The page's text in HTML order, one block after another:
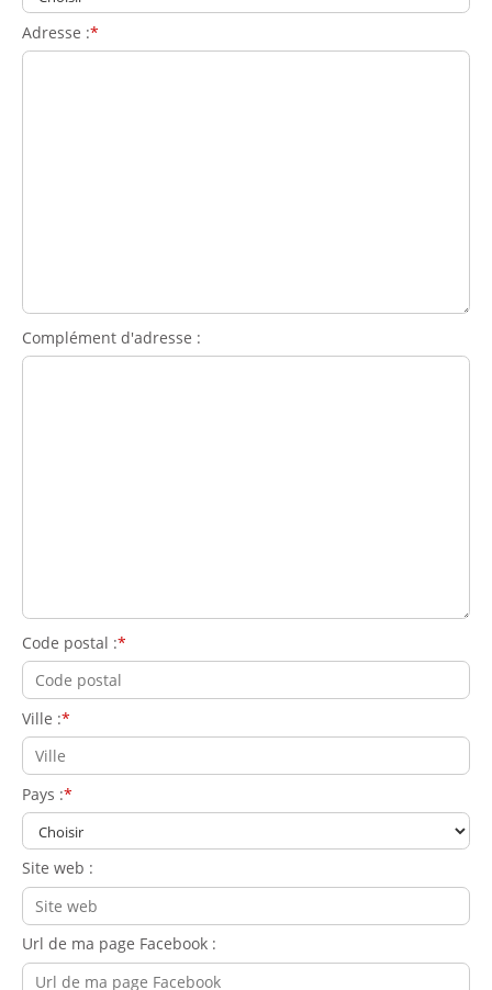
Adresse :
Complément d'adresse :
Code postal :
Ville :
Pays :
Site web :
Url de ma page Facebook :